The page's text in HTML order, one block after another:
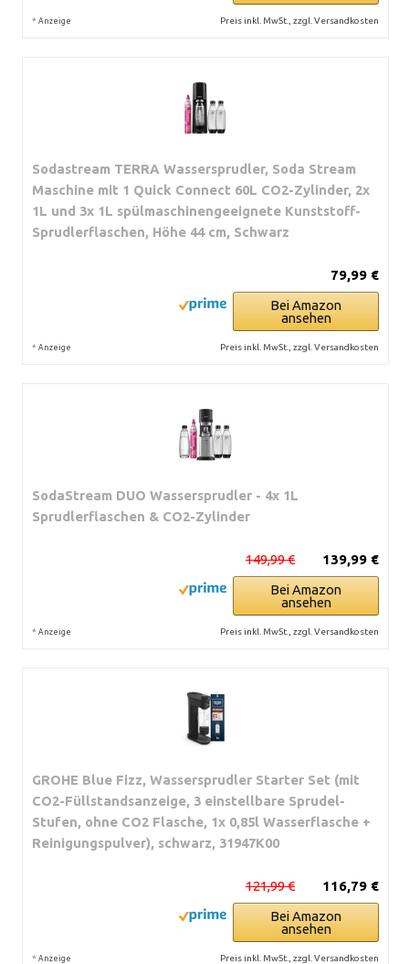
* Anzeige Preis inkl. MwSt., zzgl. Versandkosten
Sodastream TERRA Wassersprudler, Soda Stream
Maschine mit 1 Quick Connect 60L CO2-Zylinder, 2x
1L und 3x 1L spülmaschinengeeignete Kunststoff-
Sprudlerflaschen, Höhe 44 cm, Schwarz
79,99 €
Bei Amazon
ansehen
* Anzeige Preis inkl. MwSt., zzgl. Versandkosten
SodaStream DUO Wassersprudler - 4x 1L
Sprudlerflaschen & CO2-Zylinder
139,99 €
149,99 €
Bei Amazon
ansehen
* Anzeige Preis inkl. MwSt., zzgl. Versandkosten
GROHE Blue Fizz, Wassersprudler Starter Set (mit
CO2-Füllstandsanzeige, 3 einstellbare Sprudel-
Stufen, ohne CO2 Flasche, 1x 0,85l Wasserflasche +
Reinigungspulver), schwarz, 31947K00
116,79 €
121,99 €
Bei Amazon
ansehen
* Anzeige Preis inkl. MwSt., zzgl. Versandkosten